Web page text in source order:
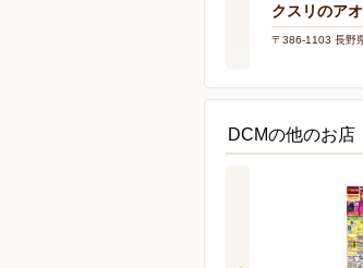
クスリのア
〒386-1103 長野
DCMの他のお店